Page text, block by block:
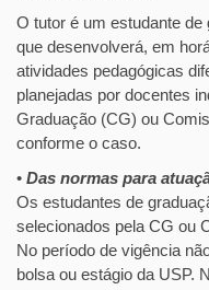
O tutor é um estudante de
que desenvolverá, em
atividades pedagógicas
planejadas por docentes
Graduação (CG) ou
conforme o caso.
• Das normas para
Os estudantes de
selecionados pela CG ou
No período de vigência
bolsa ou estágio da USP.